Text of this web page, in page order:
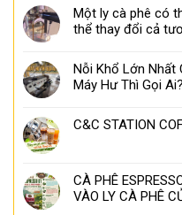
Một ly cà phê có
thể thay đổi cả
Nỗi Khổ Lớn Nhất
Máy Hư Thì Gọi Ai?
C&C STATION
CÀ PHÊ
VÀO LY CÀ PHÊ